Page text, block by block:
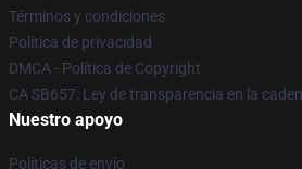
Términos y condiciones
Política de privacidad
DMCA - Política de Copyright
CA SB657: Ley de transparencia en la
Nuestro apoyo
Políticas de envío